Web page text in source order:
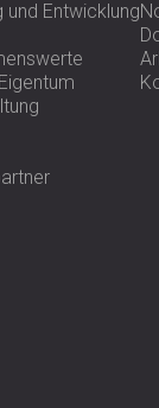
und Entwicklung